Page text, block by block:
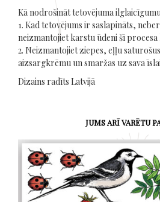
Kā nodrošināt tetovējuma
1. Kad tetovējums ir saslapināts,
neizmantojiet karstu ūdeni šī procesa
2. Neizmantojiet ziepes, eļļu
aizsargkrēmu un smaržas uz sava
Dizains radīts Latvijā
JUMS ARĪ VARĒTU